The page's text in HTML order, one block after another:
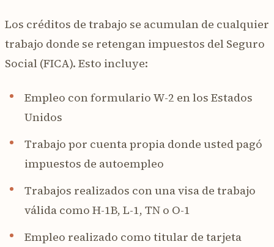
Los créditos de trabajo se acumulan de cualquier
trabajo donde se retengan impuestos del Seguro
Social (FICA). Esto incluye:
Empleo con formulario W-2 en los Estados
Unidos
Trabajo por cuenta propia donde usted pagó
impuestos de autoempleo
Trabajos realizados con una visa de trabajo
válida como H-1B, L-1, TN o O-1
Empleo realizado como titular de tarjeta